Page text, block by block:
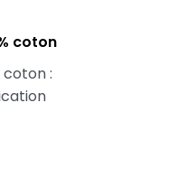
coton
coton :